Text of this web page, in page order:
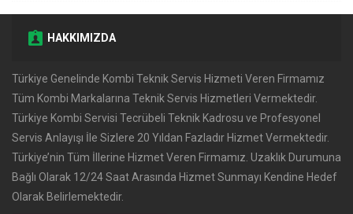
HAKKIMIZDA
Türkiye Genelinde Kombi Teknik Servis Hizmeti Veren Firmamız
Tüm Kombi Markalarına Teknik Servis Hizmetleri Vermektedir.
Türkiye Kombi Servisi Tecrübeli Teknik Kadrosu ve Profesyonel
Servis Anlayışı İle Sizlere 20 Yıldan Fazladır Hizmet Vermektedir.
Türkiye’nin Tüm İllerine Hizmet Veren Firmamız. Uzaklık Durumuna
Bağlı Olarak 12/24 Saat Arasında Hizmet Sunmayı Kendine Hedef
Olarak Belirlemektedir.